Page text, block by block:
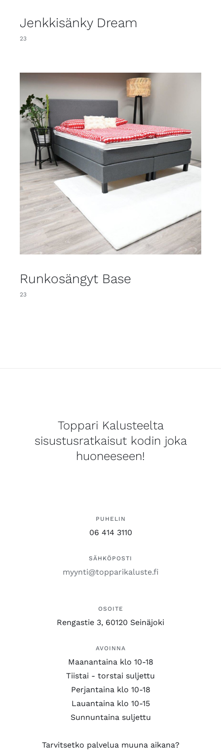
Jenkkisänky Dream
23
Runkosängyt Base
23
Toppari Kalusteelta
sisustusratkaisut kodin joka
huoneeseen!
PUHELIN
06 414 3110
SÄHKÖPOSTI
myynti@topparikaluste.fi
OSOITE
Rengastie 3, 60120 Seinäjoki
AVOINNA
Maanantaina klo 10-18
Tiistai - torstai suljettu
Perjantaina klo 10-18
Lauantaina klo 10-15
Sunnuntaina suljettu
Tarvitsetko palvelua muuna aikana?